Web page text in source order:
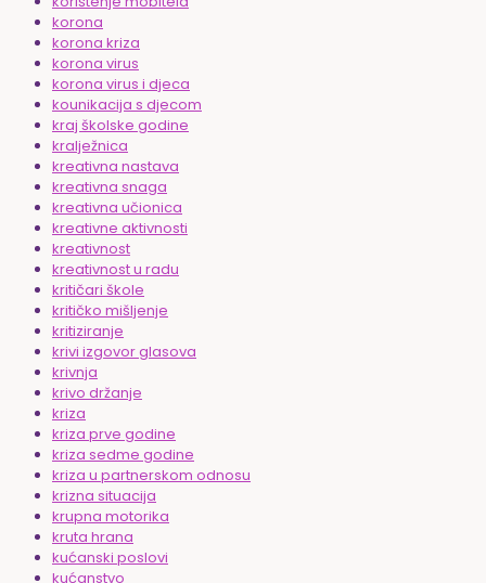
korona
korona kriza
korona virus
korona virus i djeca
kounikacija s djecom
kraj školske godine
kralježnica
kreativna nastava
kreativna snaga
kreativna učionica
kreativne aktivnosti
kreativnost
kreativnost u radu
kritičari škole
kritičko mišljenje
kritiziranje
krivi izgovor glasova
krivnja
krivo držanje
kriza
kriza prve godine
kriza sedme godine
kriza u partnerskom odnosu
krizna situacija
krupna motorika
kruta hrana
kućanski poslovi
kućanstvo